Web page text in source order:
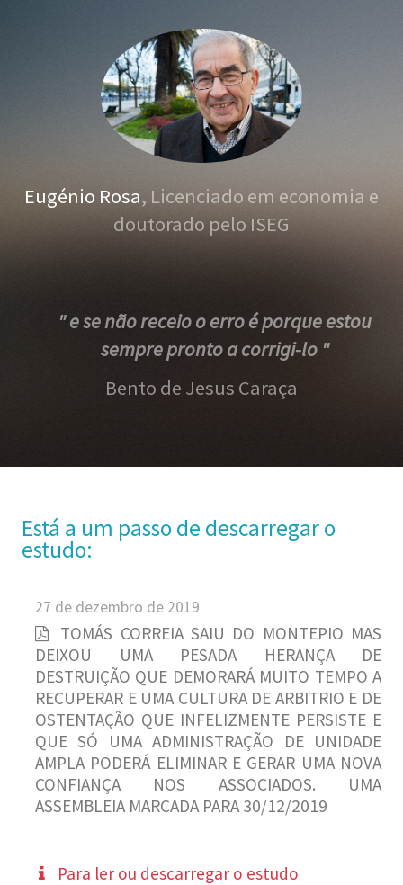
Eugénio Rosa, Licenciado em economia e
doutorado pelo ISEG
" e se não receio o erro é porque estou
sempre pronto a corrigi-lo "
Bento de Jesus Caraça
Está a um passo de descarregar o
estudo:
27 de dezembro de 2019
TOMÁS CORREIA SAIU DO MONTEPIO MAS
DEIXOU UMA PESADA HERANÇA DE
DESTRUIÇÃO QUE DEMORARÁ MUITO TEMPO A
RECUPERAR E UMA CULTURA DE ARBITRIO E DE
OSTENTAÇÃO QUE INFELIZMENTE PERSISTE E
QUE SÓ UMA ADMINISTRAÇÃO DE UNIDADE
AMPLA PODERÁ ELIMINAR E GERAR UMA NOVA
CONFIANÇA NOS ASSOCIADOS. UMA
ASSEMBLEIA MARCADA PARA 30/12/2019
Para ler ou descarregar o estudo